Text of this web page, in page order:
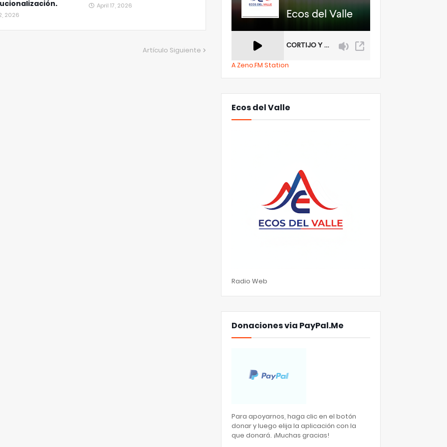
2026
April 17, 2026
Artículo Siguiente
A Zeno.FM Station
Ecos del Valle
Radio Web
Donaciones via PayPal.Me
Para apoyarnos, haga clic en el botón
donar y luego elija la aplicación con la
que donará. ¡Muchas gracias!